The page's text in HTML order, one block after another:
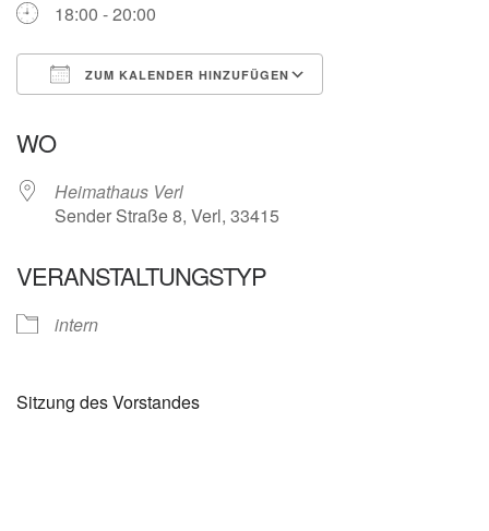
18:00 - 20:00
ZUM KALENDER HINZUFÜGEN
WO
Heimathaus Verl
Sender Straße 8, Verl, 33415
VERANSTALTUNGSTYP
intern
Sitzung des Vorstandes